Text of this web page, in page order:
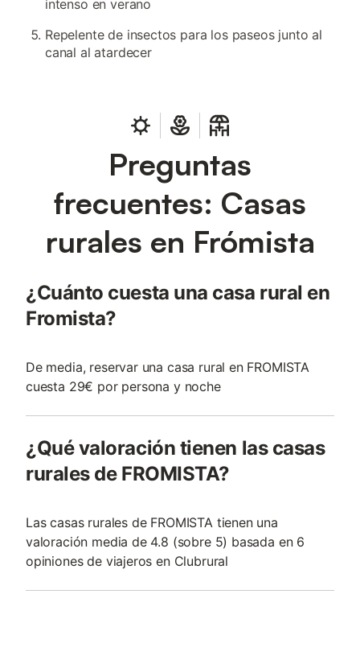
intenso en verano
Repelente de insectos para los paseos junto al
canal al atardecer
Preguntas
frecuentes: Casas
rurales en Frómista
¿Cuánto cuesta una casa rural en
Fromista?
De media, reservar una casa rural en FROMISTA
cuesta 29€ por persona y noche
¿Qué valoración tienen las casas
rurales de FROMISTA?
Las casas rurales de FROMISTA tienen una
valoración media de 4.8 (sobre 5) basada en 6
opiniones de viajeros en Clubrural